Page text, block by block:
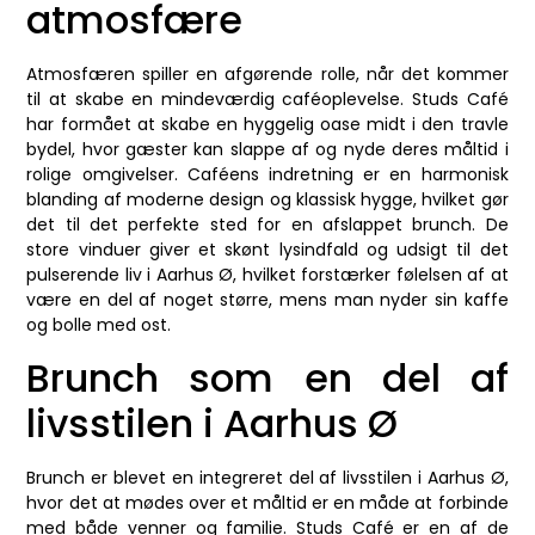
atmosfære
Atmosfæren spiller en afgørende rolle, når det kommer
til at skabe en mindeværdig caféoplevelse. Studs Café
har formået at skabe en hyggelig oase midt i den travle
bydel, hvor gæster kan slappe af og nyde deres måltid i
rolige omgivelser. Caféens indretning er en harmonisk
blanding af moderne design og klassisk hygge, hvilket gør
det til det perfekte sted for en afslappet brunch. De
store vinduer giver et skønt lysindfald og udsigt til det
pulserende liv i Aarhus Ø, hvilket forstærker følelsen af at
være en del af noget større, mens man nyder sin kaffe
og bolle med ost.
Brunch som en del af
livsstilen i Aarhus Ø
Brunch er blevet en integreret del af livsstilen i Aarhus Ø,
hvor det at mødes over et måltid er en måde at forbinde
med både venner og familie. Studs Café er en af de